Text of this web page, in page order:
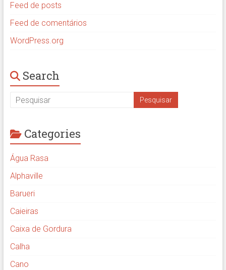
Feed de posts
Feed de comentários
WordPress.org
Search
Categories
Água Rasa
Alphaville
Barueri
Caieiras
Caixa de Gordura
Calha
Cano